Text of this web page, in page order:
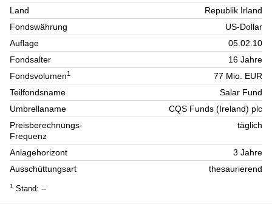
Land
Republik Irland
Fondswährung
US-Dollar
Auflage
05.02.10
Fondsalter
16 Jahre
Fondsvolumen1
77 Mio. EUR
Teilfondsname
Salar Fund
Umbrellaname
CQS Funds (Ireland) plc
Preisberechnungs-
Frequenz
täglich
Anlagehorizont
3 Jahre
Ausschüttungsart
thesaurierend
1 Stand: --